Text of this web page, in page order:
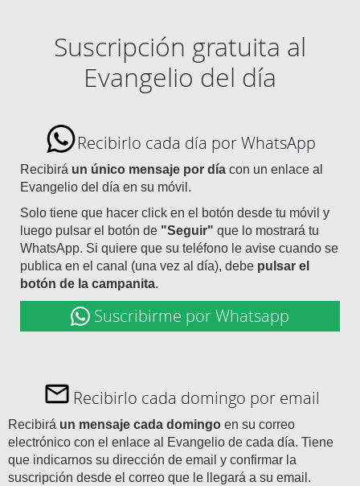
Suscripción gratuita al
Evangelio del día
Recibirlo cada día por WhatsApp
Recibirá un único mensaje por día con un enlace al
Evangelio del día en su móvil.
Solo tiene que hacer click en el botón desde tu móvil y
luego pulsar el botón de "Seguir" que lo mostrará tu
WhatsApp. Si quiere que su teléfono le avise cuando se
publica en el canal (una vez al día), debe pulsar el
botón de la campanita.
Suscribirme por Whatsapp
Recibirlo cada domingo por email
Recibirá un mensaje cada domingo en su correo
electrónico con el enlace al Evangelio de cada día. Tiene
que indicarnos su dirección de email y confirmar la
suscripción desde el correo que le llegará a su email.